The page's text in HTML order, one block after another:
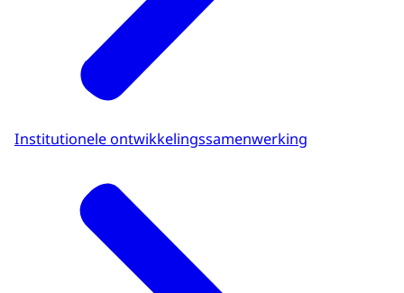
Institutionele ontwikkelingssamenwerking